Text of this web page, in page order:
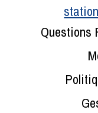
Questions